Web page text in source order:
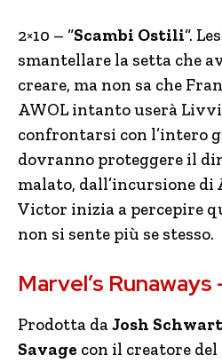
2×10 – “Scambi Ostili“.
smantellare la setta che
creare, ma non sa che
AWOL intanto userà
confrontarsi con l’intero
dovranno proteggere il
malato, dall’incursione di
Victor inizia a percepire
non si sente più se stesso.
Marvel’s Runaways
Prodotta daJosh
Savage con il creatore